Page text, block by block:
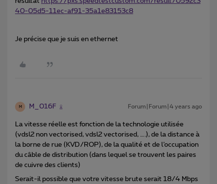
40-05d5-11ec-af91-35a1e83153c8
Je précise que je suis en ethernet
M M_016F Forum|Forum|4 years ago
La vitesse réelle est fonction de la technologie utilisée
(vdsl2 non vectorised, vdsl2 vectorised, ….), de la distance à
la borne de rue (KVD/ROP), de la qualité et de l’occupation
du câble de distribution (dans lequel se trouvent les paires
de cuivre des clients)
Serait-il possible que votre vitesse brute serait 18/4 Mbps